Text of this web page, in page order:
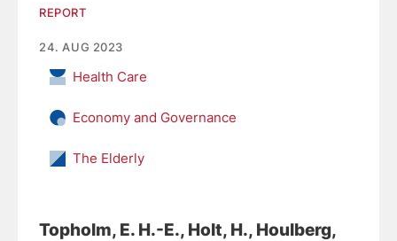
REPORT
24. AUG 2023
Health Care
Economy and Governance
The Elderly
Topholm, E. H.-E., Holt, H., Houlberg,